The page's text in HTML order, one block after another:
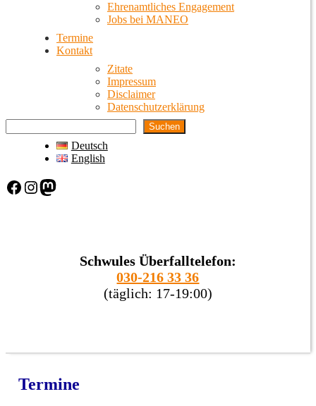
Ehrenamtliches Engagement
Jobs bei MANEO
Termine
Kontakt
Zitate
Impressum
Disclaimer
Datenschutzerklärung
Suchen
Deutsch
English
Facebook Instagram Mastodon
Schwules Überfalltelefon:
030-216 33 36
(täglich: 17-19:00)
Termine